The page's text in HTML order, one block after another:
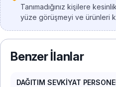
Tanımadığınız kişilere
yüze görüşmeyi ve ürünleri
Benzer İlanlar
DAĞITIM SEVKİYAT